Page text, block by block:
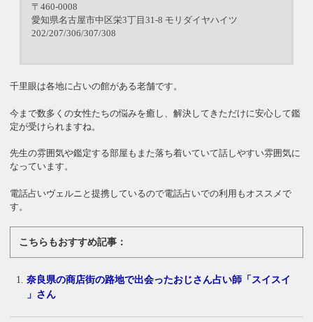
〒460-0008
愛知県名古屋市中区栄3丁目31-8 モリダイヤハイツ
202/207/306/307/308
千里眼は各地に占いの館がある老舗です。
今まで数多くの女性たちの悩みを癒し、解決してきただけに安心して鑑
定が受けられますね。
先生の雰囲気や鑑定する部屋もまた落ち着いていて話しやすい雰囲気に
なっています。
電話占いヴェルニと提携しているので電話占いでの利用もオススメで
す。
こちらもおすすめ記事：
奈良県の商店街の路地で出会ったおじさん占い師「スイスイ
」さん